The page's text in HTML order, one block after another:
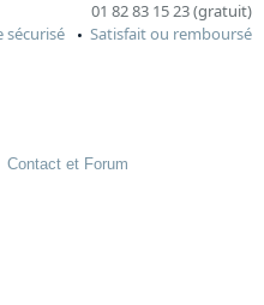
01 82 83 15 23 (gratuit)
sécurisé
Satisfait ou remboursé
Contactet Forum